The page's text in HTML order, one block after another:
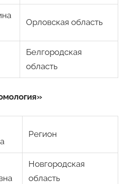
Орловская область
Белгородская
область
Регион
Новгородская
область